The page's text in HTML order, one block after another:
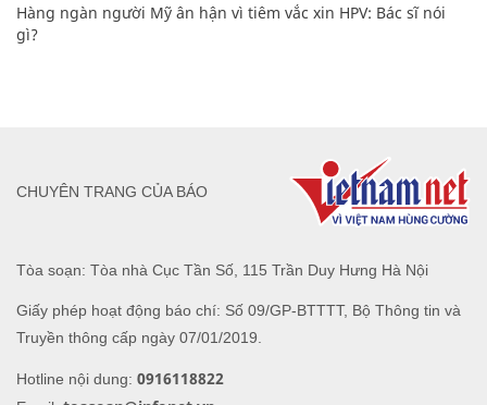
Hàng ngàn người Mỹ ân hận vì tiêm vắc xin HPV: Bác sĩ nói
gì?
Tòa soạn: Tòa nhà Cục Tần Số, 115 Trần Duy Hưng Hà Nội
Giấy phép hoạt động báo chí: Số 09/GP-BTTTT, Bộ Thông tin và
Truyền thông cấp ngày 07/01/2019.
Hotline nội dung: 0916118822
CHUYÊN TRANG CỦA BÁO